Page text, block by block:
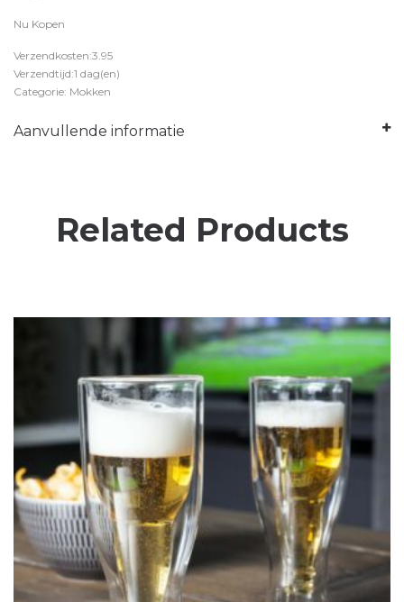
Nu Kopen
Verzendkosten:3.95
Verzendtijd:1 dag(en)
Categorie: Mokken
Aanvullende informatie
Related Products